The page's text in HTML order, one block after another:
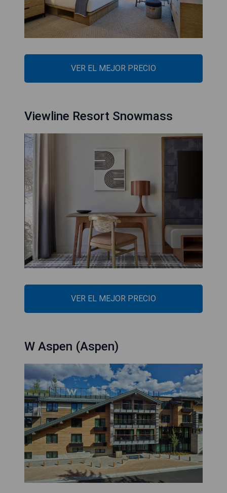
VER EL MEJOR PRECIO
Viewline Resort Snowmass
VER EL MEJOR PRECIO
W Aspen (Aspen)